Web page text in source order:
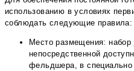
использованию в условиях
соблюдать следующие правила:
Место размещения:
непосредственной
фельдшера, в специально